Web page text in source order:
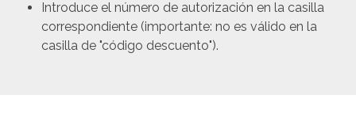
Introduce el número de autorización en la casilla
correspondiente (importante: no es válido en la
casilla de "código descuento").